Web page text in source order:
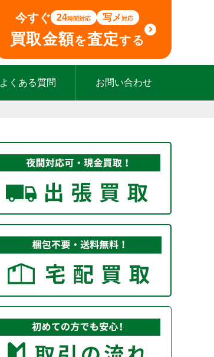
今すぐ 24時間対応 写メ対応
買取金額を査定する
よくある質問 お問い合わせ